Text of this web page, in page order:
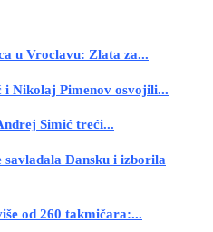
u Vroclavu: Zlata za...
Nikolaj Pimenov osvojili...
Simić treći...
Dansku i izborila
od 260 takmičara:...